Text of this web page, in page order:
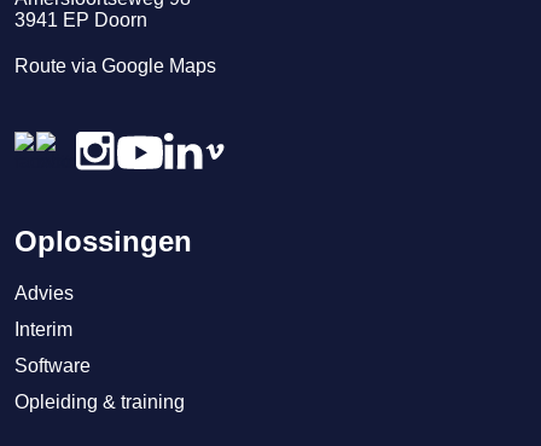
3941 EP Doorn
Route via Google Maps
Oplossingen
Advies
Interim
Software
Opleiding & training